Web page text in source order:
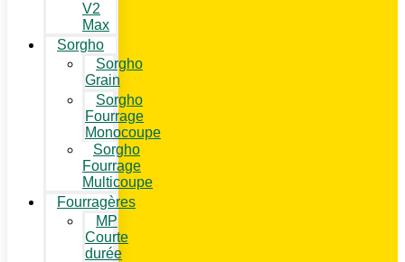
V2
Max
Sorgho
Sorgho
Grain
Sorgho
Fourrage
Monocoupe
Sorgho
Fourrage
Multicoupe
Fourragères
MP
Courte
durée